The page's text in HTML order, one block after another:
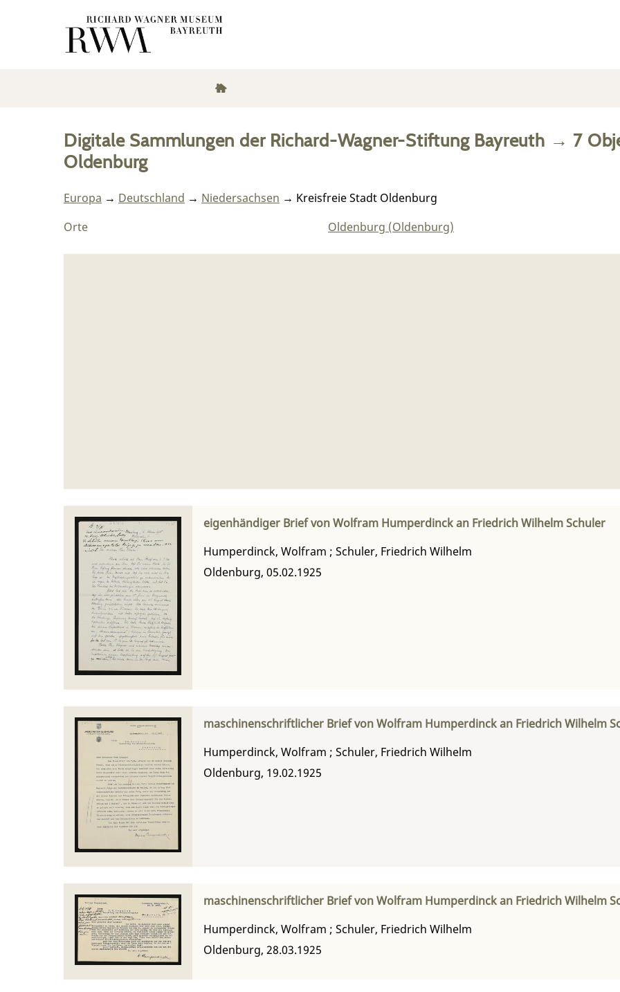
Digitale Sammlungen der Richard-Wagner-Stiftung Bayreuth → 7
Oldenburg
Europa → Deutschland → Niedersachsen → Kreisfreie Stadt Oldenburg
Orte
Oldenburg (Oldenburg)
eigenhändiger Brief von Wolfram Humperdinck an Friedrich Wilhelm Schuler
Humperdinck, Wolfram ; Schuler, Friedrich Wilhelm
Oldenburg, 05.02.1925
maschinenschriftlicher Brief von Wolfram Humperdinck an Friedrich Wilhelm
Humperdinck, Wolfram ; Schuler, Friedrich Wilhelm
Oldenburg, 19.02.1925
maschinenschriftlicher Brief von Wolfram Humperdinck an Friedrich Wilhelm
Humperdinck, Wolfram ; Schuler, Friedrich Wilhelm
Oldenburg, 28.03.1925